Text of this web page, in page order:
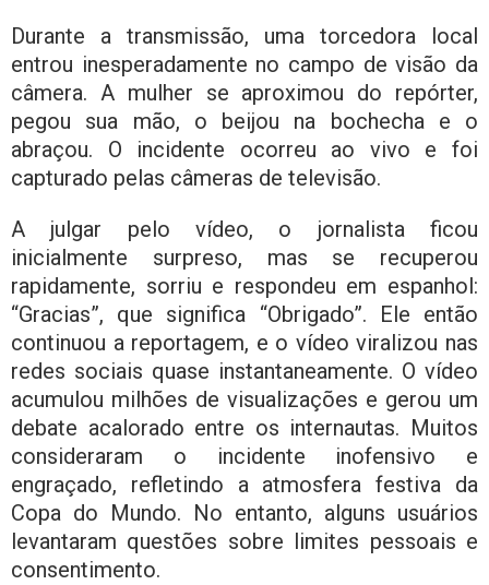
Durante a transmissão, uma torcedora local
entrou inesperadamente no campo de visão da
câmera. A mulher se aproximou do repórter,
pegou sua mão, o beijou na bochecha e o
abraçou. O incidente ocorreu ao vivo e foi
capturado pelas câmeras de televisão.
A julgar pelo vídeo, o jornalista ficou
inicialmente surpreso, mas se recuperou
rapidamente, sorriu e respondeu em espanhol:
“Gracias”, que significa “Obrigado”. Ele então
continuou a reportagem, e o vídeo viralizou nas
redes sociais quase instantaneamente. O vídeo
acumulou milhões de visualizações e gerou um
debate acalorado entre os internautas. Muitos
consideraram o incidente inofensivo e
engraçado, refletindo a atmosfera festiva da
Copa do Mundo. No entanto, alguns usuários
levantaram questões sobre limites pessoais e
consentimento.